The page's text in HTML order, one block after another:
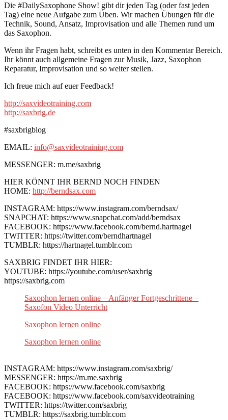
Die #DailySaxophone Show! gibt dir jeden Tag (oder fast jeden
Tag) eine neue Aufgabe zum Üben. Wir machen Übungen für die
Technik, Sound, Ansatz, Improvisation und alle Themen rund um
das Saxophon.
Wenn ihr Fragen habt, schreibt es unten in den Kommentar Bereich.
Ihr könnt auch allgemeine Fragen zur Musik, Jazz, Saxophon
Reparatur, Improvisation und so weiter stellen.
Ich freue mich auf euer Feedback!
http://saxvideotraining.com
http://saxbrig.de
#saxbrigblog
EMAIL: info@saxvideotraining.com
MESSENGER: m.me/saxbrig
HIER KÖNNT IHR BERND NOCH FINDEN
HOME: http://berndsax.com
INSTAGRAM: https://www.instagram.com/berndsax/
SNAPCHAT: https://www.snapchat.com/add/berndsax
FACEBOOK: https://www.facebook.com/bernd.hartnagel
TWITTER: https://twitter.com/berndhartnagel
TUMBLR: https://hartnagel.tumblr.com
SAXBRIG FINDET IHR HIER:
YOUTUBE: https://youtube.com/user/saxbrig
https://saxbrig.com
Saxophon lernen online – Anfänger Fortgeschrittene –
Saxofon Video Unterricht
Saxophon lernen online
Saxophon lernen online
INSTAGRAM: https://www.instagram.com/saxbrig/
MESSENGER: https://m.me.saxbrig
FACEBOOK: https://www.facebook.com/saxbrig
FACEBOOK: https://www.facebook.com/saxvideotraining
TWITTER: https://twitter.com/saxbrig
TUMBLR: https://saxbrig.tumblr.com